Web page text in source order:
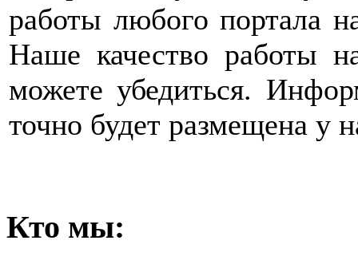
работы любого портала
Наше качество работы
можете убедиться.
точно будет размещена у
Кто мы: